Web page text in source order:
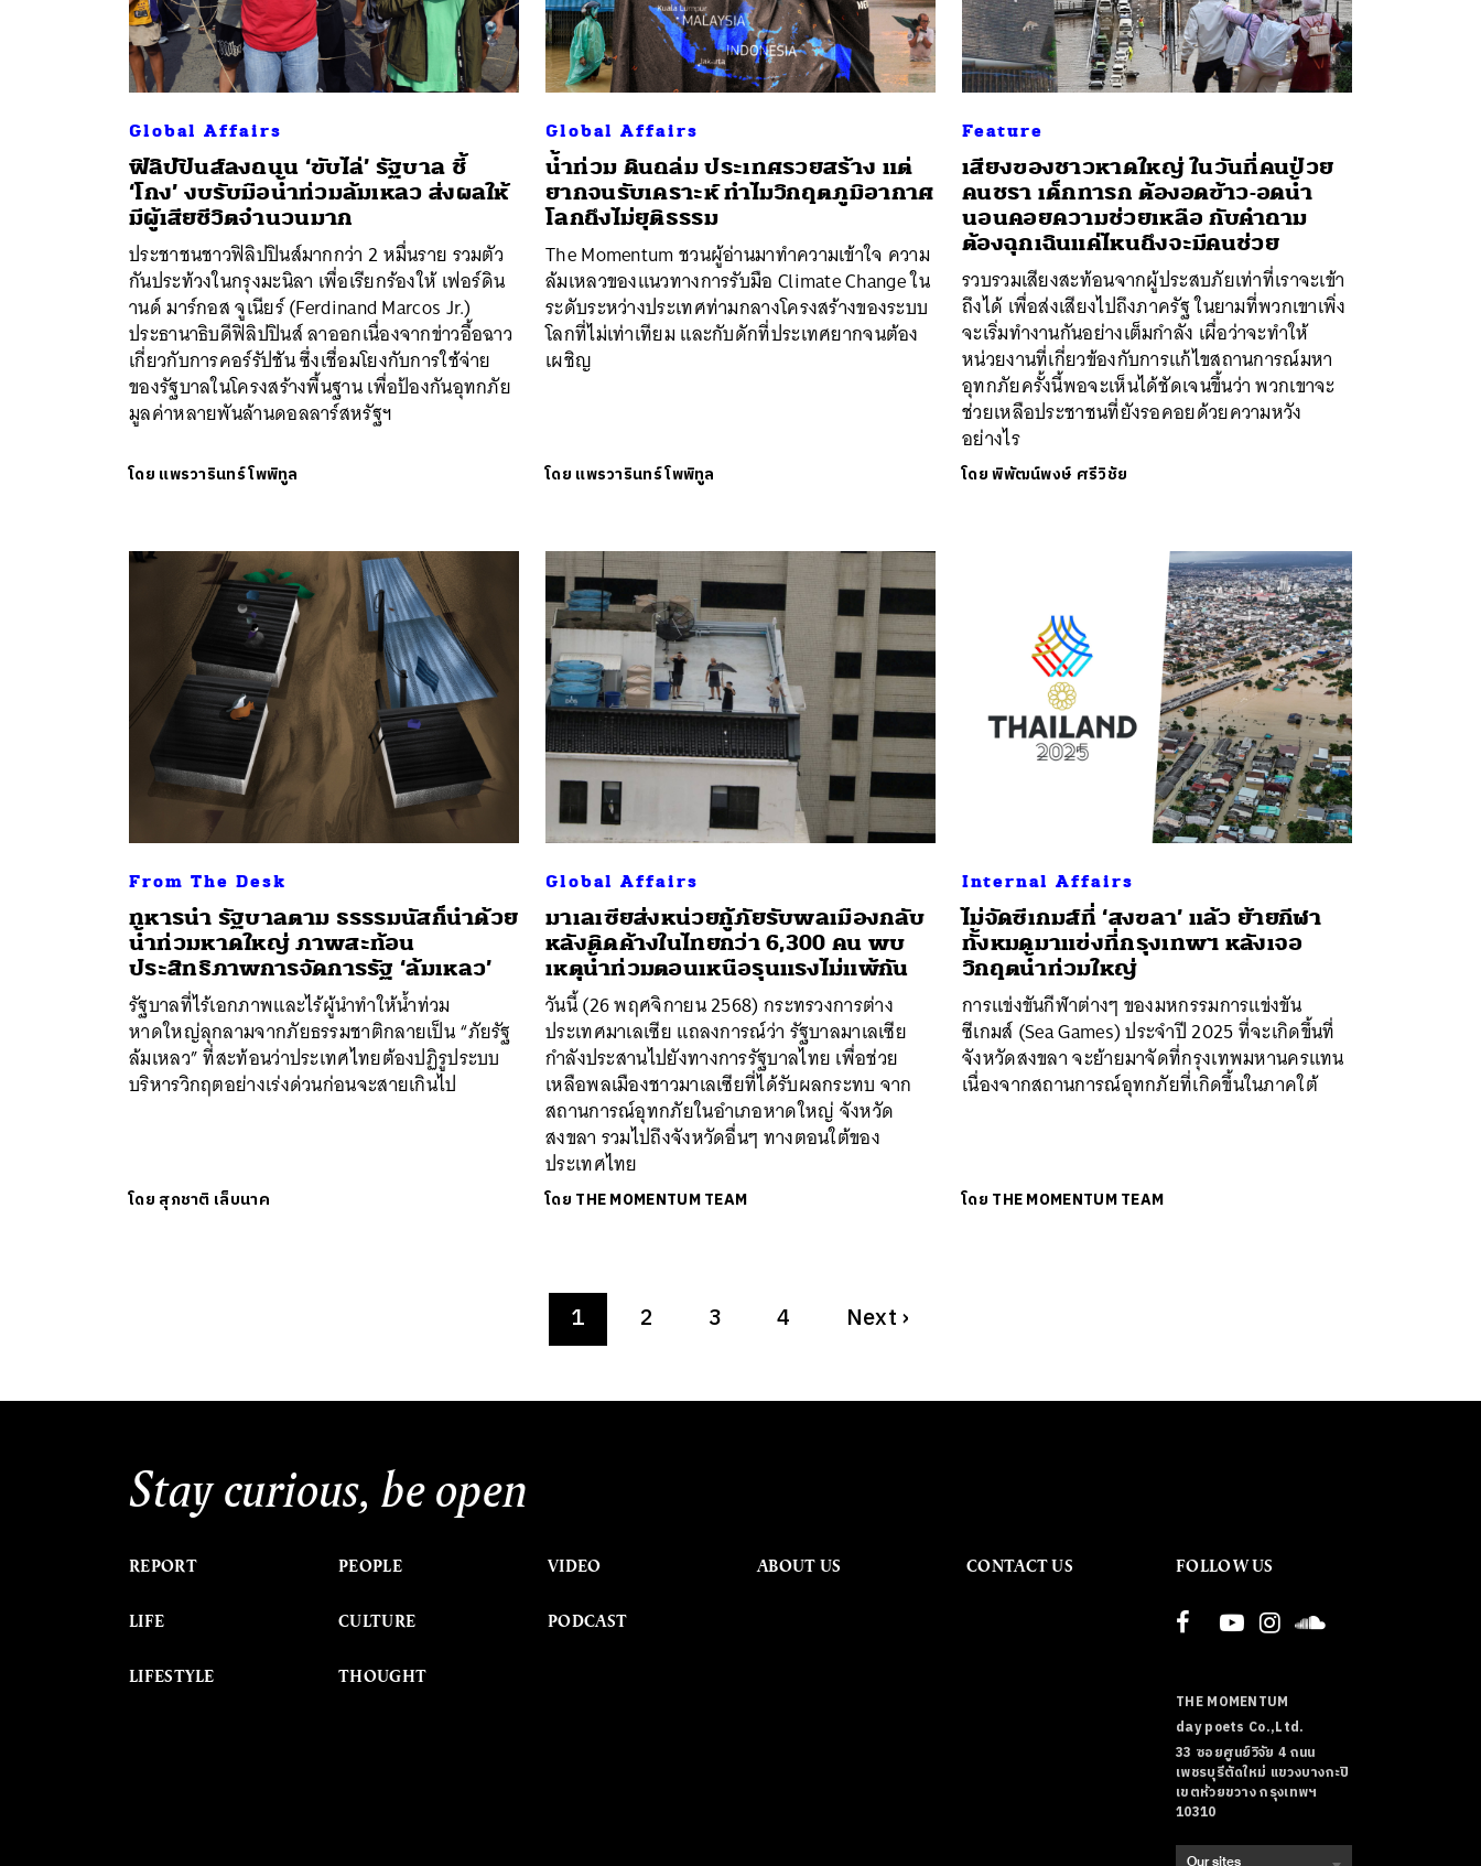
Global Affairs
ฟิลิปปินส์ลงถนน ‘ขับไล่’ รัฐบาล ชี้
‘โกง’ งบรับมือน้ำท่วมล้มเหลว ส่งผลให้
มีผู้เสียชีวิตจำนวนมาก
ประชาชนชาวฟิลิปปินส์มากกว่า 2 หมื่นราย รวมตัว
กันประท้วงในกรุงมะนิลา เพื่อเรียกร้องให้ เฟอร์ดิน
านด์ มาร์กอส จูเนียร์ (Ferdinand Marcos Jr.)
ประธานาธิบดีฟิลิปปินส์ ลาออกเนื่องจากข่าวอื้อฉาว
เกี่ยวกับการคอร์รัปชัน ซึ่งเชื่อมโยงกับการใช้จ่าย
ของรัฐบาลในโครงสร้างพื้นฐาน เพื่อป้องกันอุทกภัย
มูลค่าหลายพันล้านดอลลาร์สหรัฐฯ
โดย แพรวารินทร์ โพพิทูล
Global Affairs
น้ำท่วม ดินถล่ม ประเทศรวยสร้าง แต่
ยากจนรับเคราะห์ ทำไมวิกฤตภูมิอากาศ
โลกถึงไม่ยุติธรรม
The Momentum ชวนผู้อ่านมาทำความเข้าใจ ความ
ล้มเหลวของแนวทางการรับมือ Climate Change ใน
ระดับระหว่างประเทศท่ามกลางโครงสร้างของระบบ
โลกที่ไม่เท่าเทียม และกับดักที่ประเทศยากจนต้อง
เผชิญ
โดย แพรวารินทร์ โพพิทูล
Feature
เสียงของชาวหาดใหญ่ ในวันที่คนป่วย
คนชรา เด็กทารก ต้องอดข้าว-อดน้ำ
นอนคอยความช่วยเหลือ กับคำถาม
ต้องฉุกเฉินแค่ไหนถึงจะมีคนช่วย
รวบรวมเสียงสะท้อนจากผู้ประสบภัยเท่าที่เราจะเข้า
ถึงได้ เพื่อส่งเสียงไปถึงภาครัฐ ในยามที่พวกเขาเพิ่ง
จะเริ่มทำงานกันอย่างเต็มกำลัง เผื่อว่าจะทำให้
หน่วยงานที่เกี่ยวข้องกับการแก้ไขสถานการณ์มหา
อุทกภัยครั้งนี้พอจะเห็นได้ชัดเจนขึ้นว่า พวกเขาจะ
ช่วยเหลือประชาชนที่ยังรอคอยด้วยความหวัง
อย่างไร
โดยพิพัฒน์พงษ์ ศรีวิชัย
From The Desk
ทหารนำ รัฐบาลตาม ธรรรมนัสก็นำด้วย
น้ำท่วมหาดใหญ่ ภาพสะท้อน
ประสิทธิภาพการจัดการรัฐ ‘ล้มเหลว’
รัฐบาลที่ไร้เอกภาพและไร้ผู้นำทำให้น้ำท่วม
หาดใหญ่ลุกลามจากภัยธรรมชาติกลายเป็น “ภัยรัฐ
ล้มเหลว” ที่สะท้อนว่าประเทศไทยต้องปฏิรูประบบ
บริหารวิกฤตอย่างเร่งด่วนก่อนจะสายเกินไป
โดย สุภชาติ เล็บนาค
Global Affairs
มาเลเซียส่งหน่วยกู้ภัยรับพลเมืองกลับ
หลังติดค้างในไทยกว่า 6,300 คน พบ
เหตุน้ำท่วมตอนเหนือรุนแรงไม่แพ้กัน
วันนี้ (26 พฤศจิกายน 2568) กระทรวงการต่าง
ประเทศมาเลเซีย แถลงการณ์ว่า รัฐบาลมาเลเซีย
กำลังประสานไปยังทางการรัฐบาลไทย เพื่อช่วย
เหลือพลเมืองชาวมาเลเซียที่ได้รับผลกระทบ จาก
สถานการณ์อุทกภัยในอำเภอหาดใหญ่ จังหวัด
สงขลา รวมไปถึงจังหวัดอื่นๆ ทางตอนใต้ของ
ประเทศไทย
โดย THE MOMENTUM TEAM
Internal Affairs
ไม่จัดซีเกมส์ที่ ‘สงขลา’ แล้ว ย้ายกีฬา
ทั้งหมดมาแข่งที่กรุงเทพฯ หลังเจอ
วิกฤตน้ำท่วมใหญ่
การแข่งขันกีฬาต่างๆ ของมหกรรมการแข่งขัน
ซีเกมส์ (Sea Games) ประจำปี 2025 ที่จะเกิดขึ้นที่
จังหวัดสงขลา จะย้ายมาจัดที่กรุงเทพมหานครแทน
เนื่องจากสถานการณ์อุทกภัยที่เกิดขึ้นในภาคใต้
โดย THE MOMENTUM TEAM
1 2 3 4 Next›
Stay curious, be open
REPORT
LIFE
LIFESTYLE
PEOPLE
CULTURE
THOUGHT
VIDEO
PODCAST
ABOUT US CONTACT US FOLLOW US
THE MOMENTUM
day poets Co.,Ltd.
33 ซอยศูนย์วิจัย 4 ถนน
เพชรบุรีตัดใหม่ แขวงบางกะปิ
เขตห้วยขวาง กรุงเทพฯ
10310